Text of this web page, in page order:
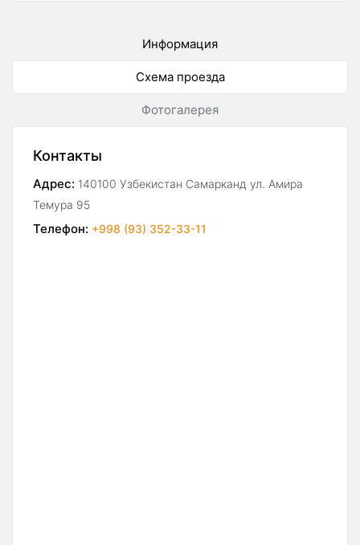
Информация
Схема проезда
Фотогалерея
Контакты
Адрес: 140100 Узбекистан Самарканд ул. Амира
Темура 95
Телефон: +998 (93) 352-33-11